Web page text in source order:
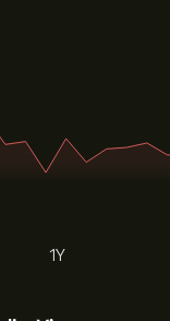
1Y